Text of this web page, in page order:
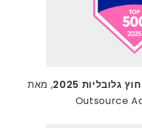
, מאת
Outsource